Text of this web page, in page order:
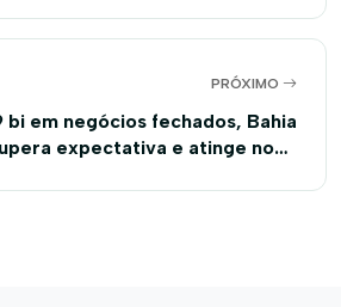
PRÓXIMO
bi em negócios fechados, Bahia
expectativa e atinge novo